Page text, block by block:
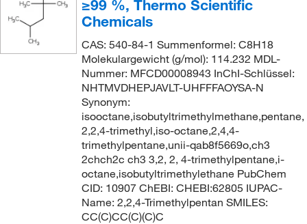
≥99 %, Thermo Scientific
Chemicals
CAS: 540-84-1 Summenformel: C8H18
Molekulargewicht (g/mol): 114.232 MDL-
Nummer: MFCD00008943 InChI-Schlüssel:
NHTMVDHEPJAVLT-UHFFFAOYSA-N
Synonym:
isooctane,isobutyltrimethylmethane,pentane,
2,2,4-trimethyl,iso-octane,2,4,4-
trimethylpentane,unii-qab8f5669o,ch3
2chch2c ch3 3,2, 2, 4-trimethylpentane,i-
octane,isobutyltrimethylethane PubChem
CID: 10907 ChEBI: CHEBI:62805 IUPAC-
Name: 2,2,4-Trimethylpentan SMILES:
CC(C)CC(C)(C)C